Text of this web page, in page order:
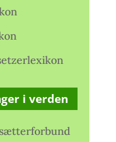
i verden